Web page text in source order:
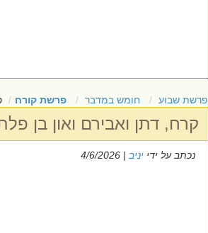
פרשת שבוע חומש במדבר פרשת קורח
קרח, דתן ואבירם ואון בן
נכתב על ידי יניב | 4/6/2026